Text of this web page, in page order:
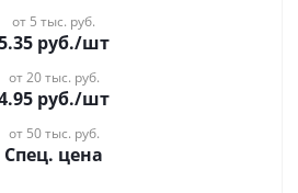
от 5 тыс. руб.
руб./шт
от 20 тыс. руб.
руб./шт
от 50 тыс. руб.
Спец. цена